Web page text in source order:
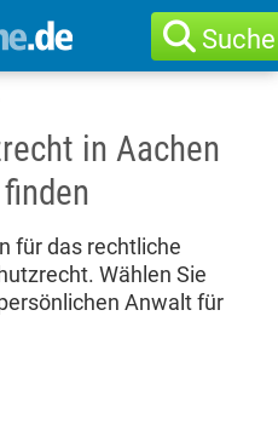
Suche
in Aachen
für das rechtliche
Wählen Sie
Anwalt für